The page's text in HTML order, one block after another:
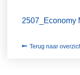
2507_Economy
Terug naar